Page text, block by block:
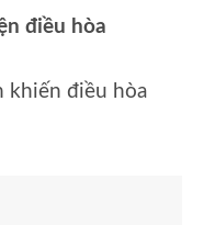
điều hòa
khiến điều hòa